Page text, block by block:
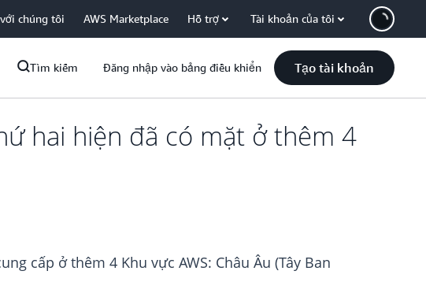
chúng tôi AWS Marketplace Hỗ trợ Tài khoản của tôi
Tìm kiếm Đăng nhập vào bảng điều khiển Tạo tài khoản
hai hiện đã có mặt ở thêm 4
cấp ở thêm 4 Khu vực AWS: Châu Âu (Tây Ban